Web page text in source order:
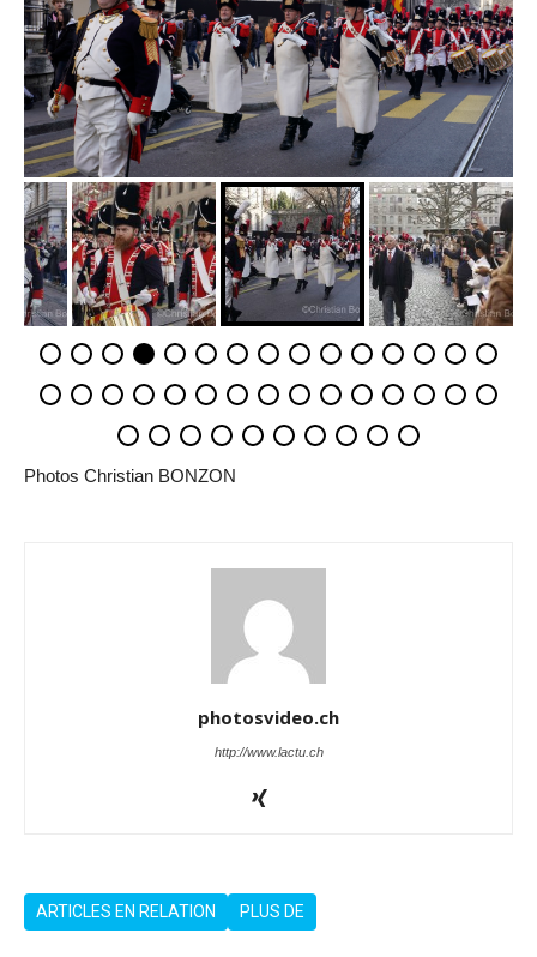
Photos Christian BONZON
photosvideo.ch
http://www.lactu.ch
ARTICLES EN RELATION PLUS DE